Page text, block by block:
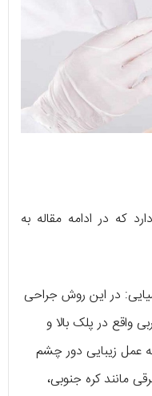
که در ادامه مقاله به
در این روش جراحی
واقع در پلک بالا و
عمل زیبایی دور چشم
مانند کره جنوبی،